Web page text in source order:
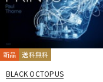
新品 送料無料
BLACK OCTOPUS